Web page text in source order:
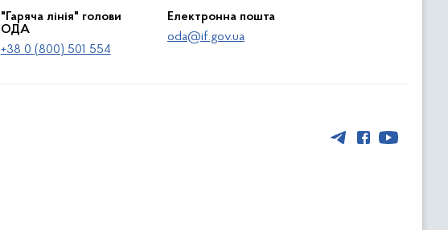
"Гаряча лінія" голови
ОДА
+38 0 (800) 501 554
Електронна пошта
oda@if.gov.ua